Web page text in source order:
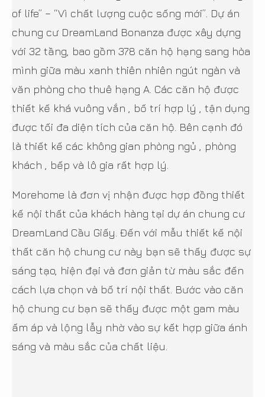
of life” – “Vì chất lượng cuộc sống mới”. Dự án
chung cư DreamLand Bonanza được xây dựng
với 32 tầng, bao gồm 378 căn hộ hạng sang hòa
mình giữa màu xanh thiên nhiên ngút ngàn và
văn phòng cho thuê hạng A. Các căn hộ được
thiết kế khá vuông vắn , bố trí hợp lý , tận dụng
được tối đa diện tích của căn hộ. Bên cạnh đó
là thiết kế các không gian phòng ngủ , phòng
khách , bếp và lô gia rất hợp lý.
Morehome là đơn vị nhận được hợp đồng thiết
kế nội thất của khách hàng tại dự án chung cư
DreamLand Cầu Giấy. Đến với mẫu thiết kế nội
thất căn hộ chung cư này bạn sẽ thấy được sự
sáng tạo, hiện đại và đơn giản từ màu sắc đến
cách lựa chọn và bố trí nội thất. Bước vào căn
hộ chung cư bạn sẽ thấy được một gam màu
ấm áp và lộng lẫy nhờ vào sự kết hợp giữa ánh
sáng và màu sắc của chất liệu.